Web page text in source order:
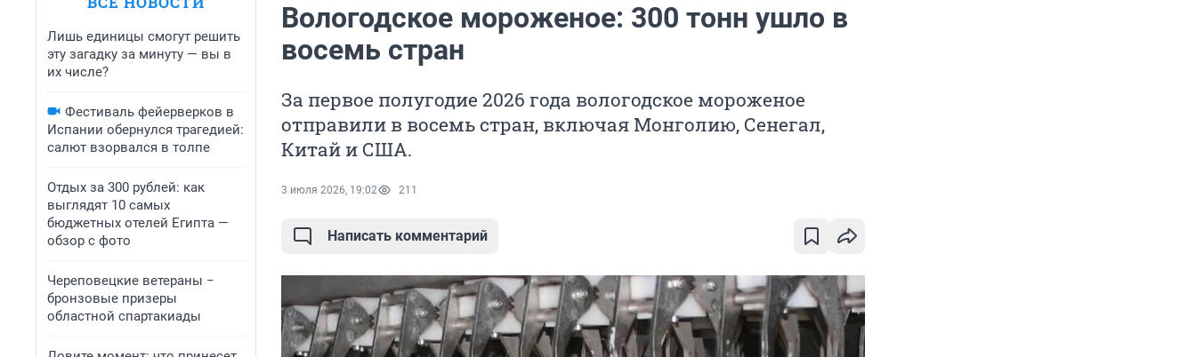
Лишь единицы смогут решить
эту загадку за минуту — вы в
их числе?
Фестиваль фейерверков в
Испании обернулся трагедией:
салют взорвался в толпе
Отдых за 300 рублей: как
выглядят 10 самых
бюджетных отелей Египта —
обзор с фото
Череповецкие ветераны −
бронзовые призеры
областной спартакиады
Вологодское мороженое: 300 тонн ушло в
восемь стран
За первое полугодие 2026 года вологодское мороженое
отправили в восемь стран, включая Монголию, Сенегал,
Китай и США.
3 июля 2026, 19:02 211
Написать комментарий